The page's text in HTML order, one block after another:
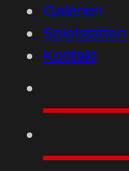
Galerien
Spielstätten
Kontakt